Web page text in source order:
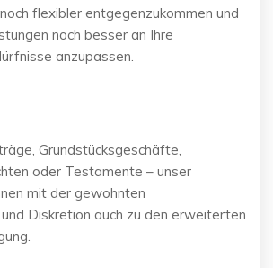
flexibler entgegenzukommen und
noch besser an Ihre
anzupassen.
Grundstücksgeschäfte,
oder Testamente – unser
mit der gewohnten
Diskretion auch zu den erweiterten